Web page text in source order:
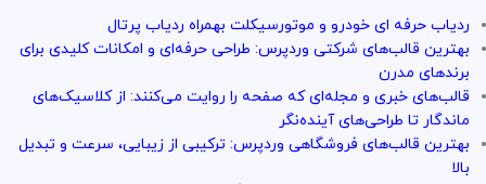
ردیاب حرفه ای خودرو و موتورسیکلت بهمراه ردیاب پرتال
بهترین قالب‌های شرکتی وردپرس: طراحی حرفه‌ای و امکانات کلیدی برای
برندهای مدرن
قالب‌های خبری و مجله‌ای که صفحه را روایت می‌کنند: از کلاسیک‌های
ماندگار تا طراحی‌های آینده‌نگر
بهترین قالب‌های فروشگاهی وردپرس: ترکیبی از زیبایی، سرعت و تبدیل
بالا